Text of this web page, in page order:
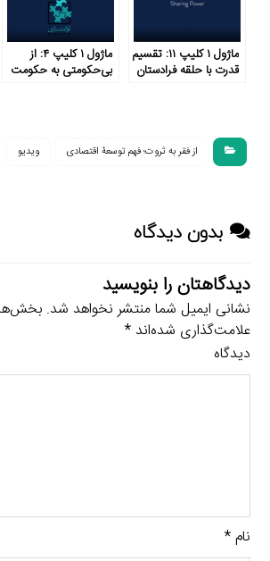
ماژول ۱ کلیپ ۱۱: تقسیم
قدرت با حلقه فرادستان
ماژول ۱ کلیپ ۴: از
بی‌حکومتی به حکومت
از فقر به ثروت؛ فهم توسعۀ اقتصادی ویدیو
بدون دیدگاه
دیدگاهتان را بنویسید
نشانی ایمیل شما منتشر نخواهد شد.
علامت‌گذاری شده‌اند*
دیدگاه
نام*